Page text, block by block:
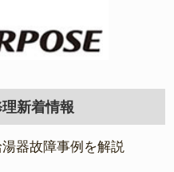
新着情報
器故障事例を解説